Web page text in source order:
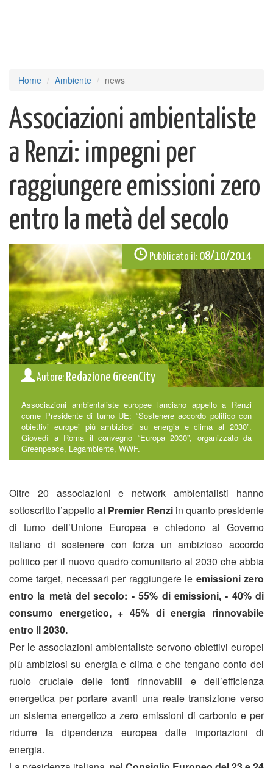
Home Ambiente news
Associazioni ambientaliste
a Renzi: impegni per
raggiungere emissioni zero
entro la metà del secolo
Pubblicato il: 08/10/2014
Autore: Redazione GreenCity
Associazioni ambientaliste europee lanciano appello a Renzi
come Presidente di turno UE: “Sostenere accordo politico con
obiettivi europei più ambiziosi su energia e clima al 2030”.
Giovedì a Roma il convegno “Europa 2030”, organizzato da
Greenpeace, Legambiente, WWF.
Oltre 20 associazioni e network ambientalisti hanno
sottoscritto l’appelloal Premier Renzi in quanto presidente
di turno dell’Unione Europea e chiedono al Governo
italiano di sostenere con forza un ambizioso accordo
politico per il nuovo quadro comunitario al 2030 che abbia
come target, necessari per raggiungere le emissioni zero
entro la metà del secolo: - 55% di emissioni, - 40% di
consumo energetico, + 45% di energia rinnovabile
entro il 2030.
Per le associazioni ambientaliste servono obiettivi europei
più ambiziosi su energia e clima e che tengano conto del
ruolo cruciale delle fonti rinnovabili e dell’efficienza
energetica per portare avanti una reale transizione verso
un sistema energetico a zero emissioni di carbonio e per
ridurre la dipendenza europea dalle importazioni di
energia.